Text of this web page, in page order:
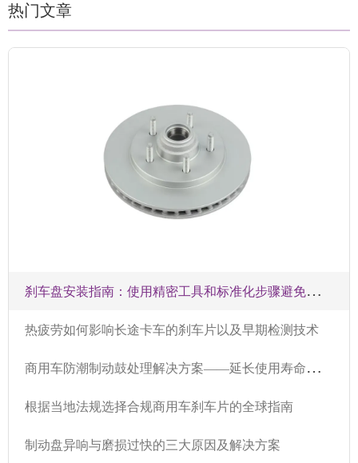
热门文章
刹
车盘安装指南：使用精密工具和标准化步骤避免吱吱声和振动
热疲劳如何影响长途卡车的刹车片以及早期检测技术
商
用车防潮制动鼓处理解决方案——延长使用寿命并提高潮湿气候下的安全性
根据当地法规选择合规商用车刹车片的全球指南
制动盘异响与磨损过快的三大原因及解决方案